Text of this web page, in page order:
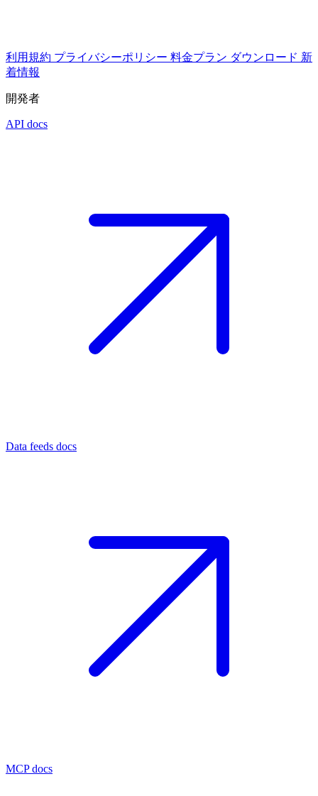
利用規約 プライバシーポリシー 料金プラン ダウンロード 新
着情報
開発者
API docs
Data feeds docs
MCP docs